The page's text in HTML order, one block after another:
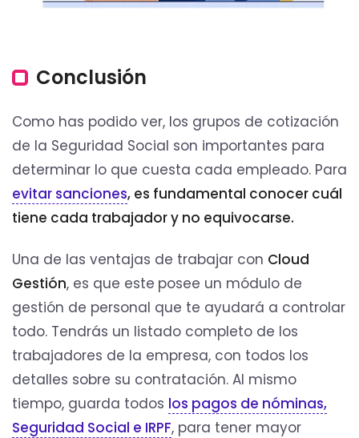
Conclusión
Como has podido ver, los grupos de cotización
de la Seguridad Social son importantes para
determinar lo que cuesta cada empleado. Para
evitar sanciones, es fundamental conocer cuál
tiene cada trabajador y no equivocarse.
Una de las ventajas de trabajar con Cloud
Gestión, es que este posee un módulo de
gestión de personal que te ayudará a controlar
todo. Tendrás un listado completo de los
trabajadores de la empresa, con todos los
detalles sobre su contratación. Al mismo
tiempo, guarda todos los pagos de nóminas,
Seguridad Social e IRPF, para tener mayor